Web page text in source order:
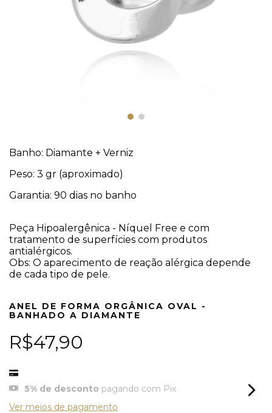
Banho: Diamante + Verniz
Peso: 3 gr (aproximado)
Garantia: 90 dias no banho
Peça Hipoalergênica - Níquel Free e com
tratamento de superfícies com produtos
antialérgicos.
Obs: O aparecimento de reação alérgica depende
de cada tipo de pele.
ANEL DE FORMA ORGÂNICA OVAL -
BANHADO A DIAMANTE
R$47,90
5% de desconto pagando com Pix
Ver meios de pagamento